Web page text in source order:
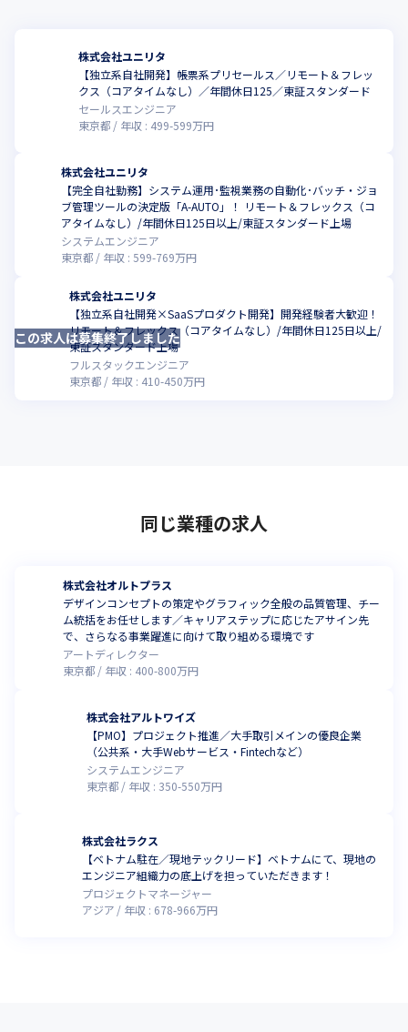
株式会社ユニリタ
【独立系自社開発】帳票系プリセールス／リモート＆フレッ
クス（コアタイムなし）／年間休日125／東証スタンダード
セールスエンジニア
東京都
年収 : 499-599万円
株式会社ユニリタ
【完全自社勤務】システム運用･監視業務の自動化･バッチ・ジョ
ブ管理ツールの決定版「A-AUTO」！ リモート＆フレックス（コ
アタイムなし）/年間休日125日以上/東証スタンダード上場
システムエンジニア
東京都
年収 : 599-769万円
株式会社ユニリタ
【独立系自社開発×SaaSプロダクト開発】開発経験者大歓迎！
リモート＆フレックス（コアタイムなし）/年間休日125日以上/
東証スタンダード上場
フルスタックエンジニア
東京都
年収 : 410-450万円
この求人は募集終了しました
同じ業種の求人
株式会社オルトプラス
デザインコンセプトの策定やグラフィック全般の品質管理、チー
ム統括をお任せします／キャリアステップに応じたアサイン先
で、さらなる事業躍進に向けて取り組める環境です
アートディレクター
東京都
年収 : 400-800万円
株式会社アルトワイズ
【PMO】プロジェクト推進／大手取引メインの優良企業
（公共系・大手Webサービス・Fintechなど）
システムエンジニア
東京都
年収 : 350-550万円
株式会社ラクス
【ベトナム駐在／現地テックリード】ベトナムにて、現地の
エンジニア組織力の底上げを担っていただきます！
プロジェクトマネージャー
アジア
年収 : 678-966万円